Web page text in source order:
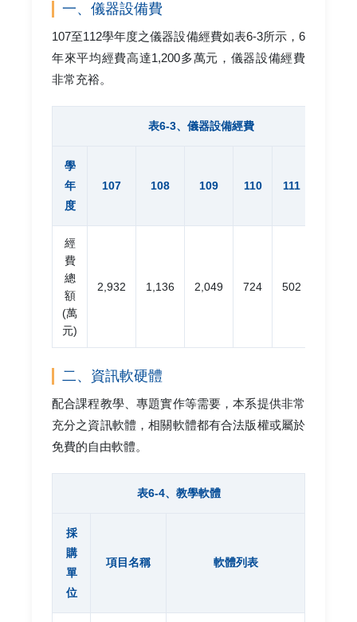
一、儀器設備費
107至112學年度之儀器設備經費如表6-3所示，6
年來平均經費高達1,200多萬元，儀器設備經費
非常充裕。
表6-3、儀器設備經費
學
年
度
107 108 109 110 111
經
費
總
額
(萬
元)
2,932 1,136 2,049 724 502
二、資訊軟硬體
配合課程教學、專題實作等需要，本系提供非常
充分之資訊軟體，相關軟體都有合法版權或屬於
免費的自由軟體。
表6-4、教學軟體
採
購
單
位
項目名稱 軟體列表